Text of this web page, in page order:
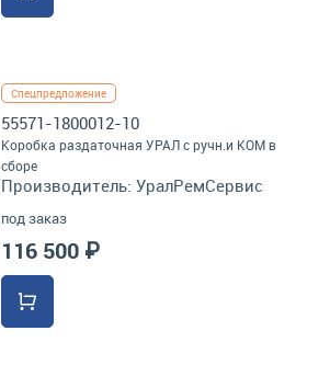
Спецпредложение
55571-1800012-10
Коробка раздаточная УРАЛ с ручн.и КОМ в
сборе
Производитель: УралРемСервис
под заказ
116 500 ₽